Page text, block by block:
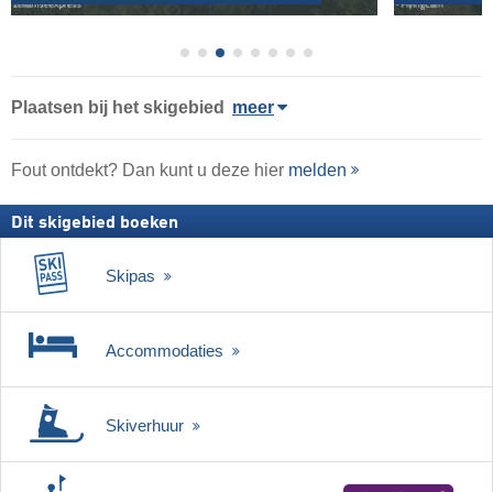
Plaatsen bij het skigebied meer
Fout ontdekt? Dan kunt u deze hier melden
Dit skigebied boeken
Skipas
Accommodaties
Skiverhuur